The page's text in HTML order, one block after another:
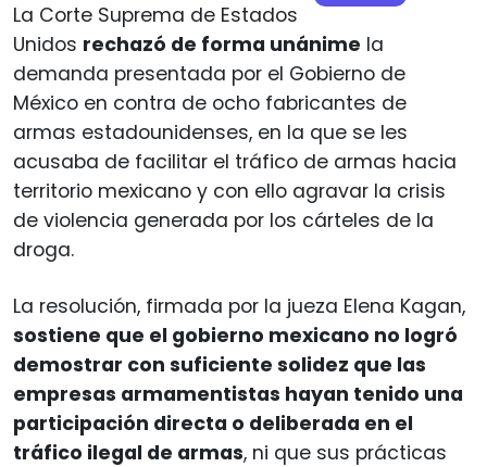
La Corte Suprema de Estados
Unidos rechazó de forma unánime la
demanda presentada por el Gobierno de
México en contra de ocho fabricantes de
armas estadounidenses, en la que se les
acusaba de facilitar el tráfico de armas hacia
territorio mexicano y con ello agravar la crisis
de violencia generada por los cárteles de la
droga.
La resolución, firmada por la jueza Elena Kagan,
sostiene que el gobierno mexicano no logró
demostrar con suficiente solidez que las
empresas armamentistas hayan tenido una
participación directa o deliberada en el
tráfico ilegal de armas, ni que sus prácticas